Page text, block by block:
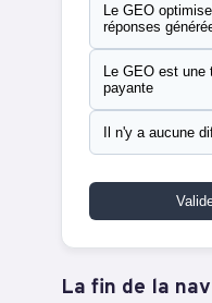
Le GEO
réponses
Le GEO est une
payante
Il n'y a aucune
La fin de la